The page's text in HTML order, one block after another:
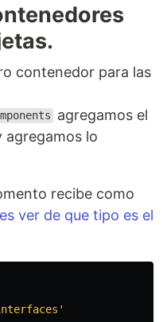
contenedor para las
agregamos el
agregamos lo
recibe como
ver de que tipo es el
'